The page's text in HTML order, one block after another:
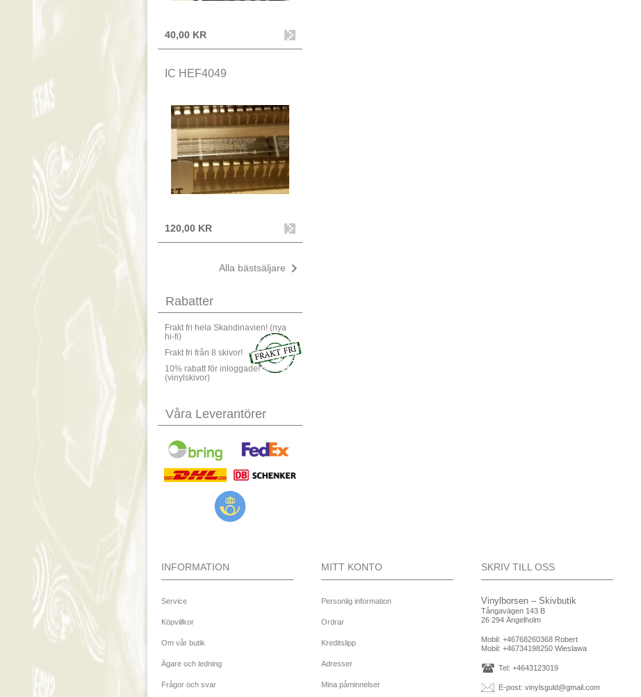
40,00 KR
IC HEF4049
120,00 KR
Alla bästsäljare 
Rabatter
Frakt fri hela Skandinavien! (nya
hi-fi)
Frakt fri från 8 skivor!
10% rabatt för inloggade!
(vinylskivor)
Våra Leverantörer
INFORMATION
Service
Köpvillkor
Om vår butik
Ägare och ledning
Frågor och svar
MITT KONTO
Personlig information
Ordrar
Kreditslipp
Adresser
Mina påminnelser
SKRIV TILL OSS
Vinylborsen – Skivbutik
Tångavägen 143 B
26 294 Ängelholm
Mobil: +46768260368 Robert
Mobil: +46734198250 Wieslawa
Tel: +4643123019
E-post: vinylsguld@gmail.com